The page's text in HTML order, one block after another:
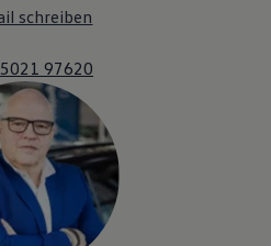
schreiben
97620